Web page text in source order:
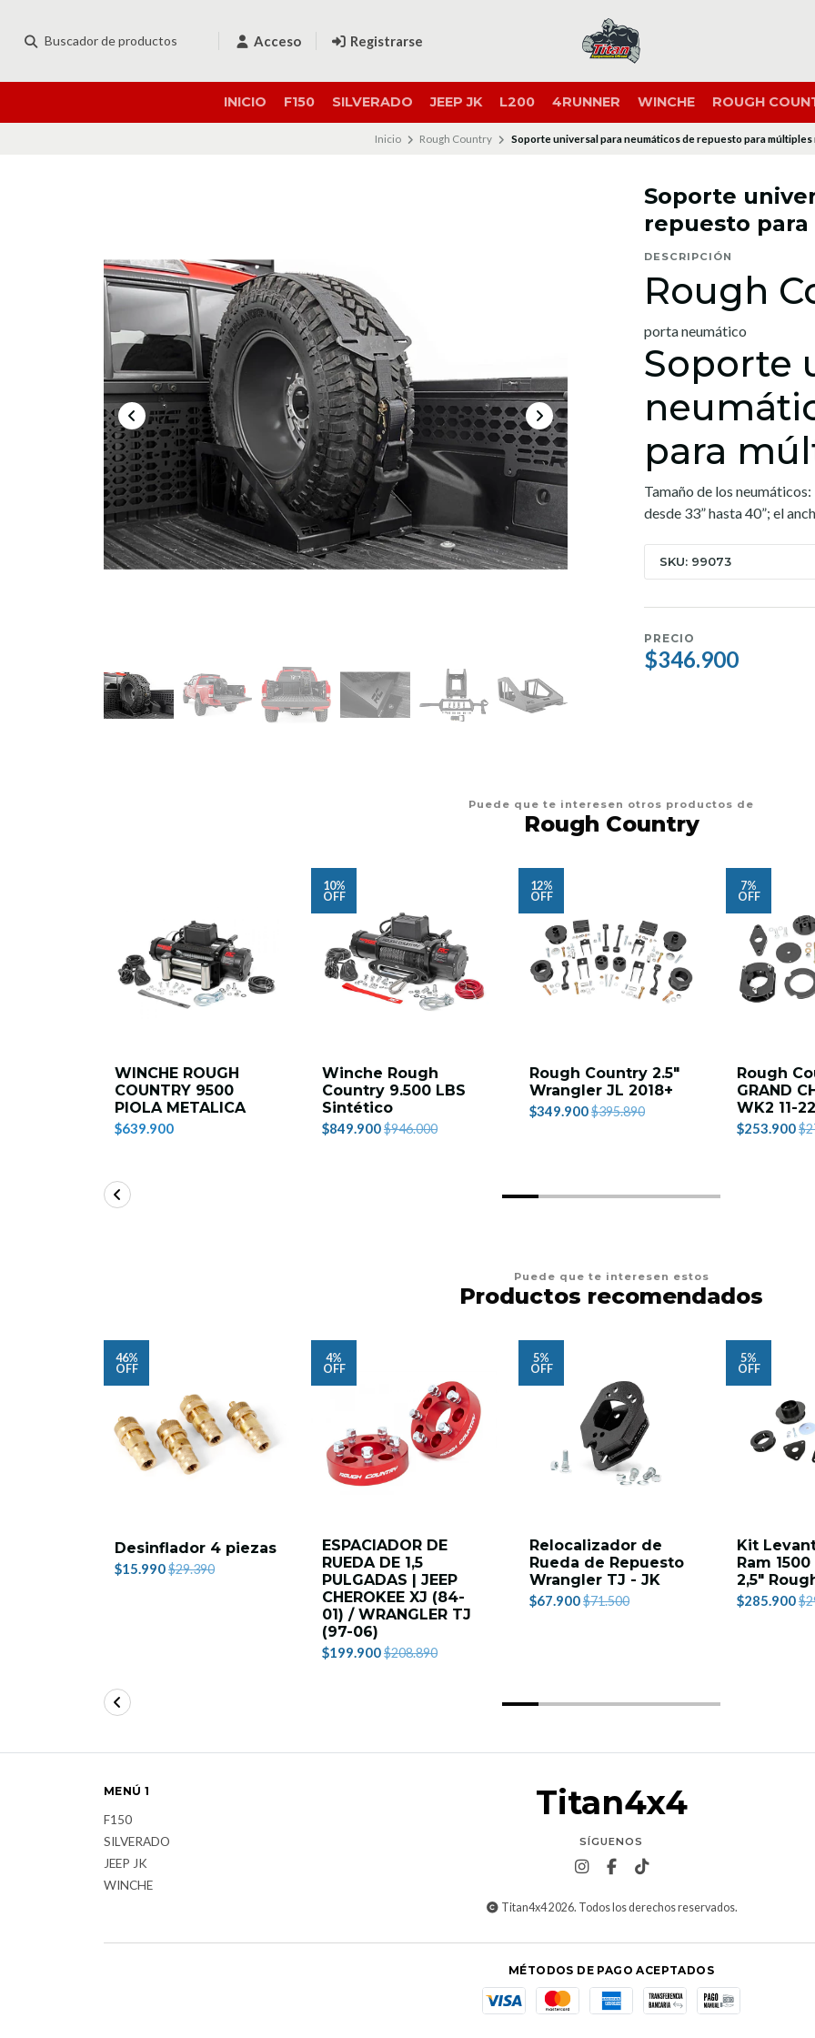
Acceso Registrarse
INICIO F150 SILVERADO JEEP JK L200 4RUNNER WINCHE ROUGH
Inicio Rough Country Soporte universal para neumáticos de repuesto para múltiples
Soporte
repuesto
DESCRIPCIÓN
Rough
porta neumático
Soporte
para
Tamaño de los
desde 33” hasta 40”; el
SKU: 99073
PRECIO
$346.900
Puede que te interesen otros productos de
Rough Country
WINCHE ROUGH
COUNTRY 9500
PIOLA METALICA
$639.900
10%
OFF
Winche Rough
Country 9.500 LBS
Sintético
$849.900$946.000
12%
OFF
Rough Country 2.5"
Wrangler JL 2018+
$349.900$395.890
7%
OFF
Rough
GRAND
WK2 11-22
$253.900
Puede que te interesen estos
Productos recomendados
46%
OFF
Desinflador 4 piezas
$15.990$29.390
4%
OFF
ESPACIADOR DE
RUEDA DE 1,5
PULGADAS | JEEP
CHEROKEE XJ (84-
01) / WRANGLER TJ
(97-06)
$199.900$208.890
5%
OFF
Relocalizador de
Rueda de Repuesto
Wrangler TJ - JK
$67.900$71.500
5%
OFF
Kit
Ram
2,5″
$285.900
Titan4x4
SÍGUENOS
Titan4x4 2026. Todos los derechos reservados.
MENÚ 1
F150
SILVERADO
JEEP JK
WINCHE
MÉTODOS DE PAGO ACEPTADOS